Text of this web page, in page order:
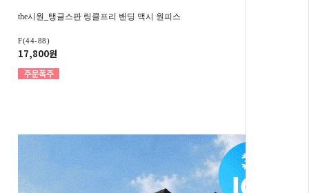
the시원_탱글스판 링클프리 밴딩 맥시 원피스
F(44-88)
17,800원